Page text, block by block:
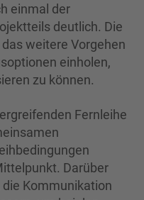
einmal der
deutlich. Die
weitere Vorgehen
einholen,
zu können.
Fernleihe
Darüber
Kommunikation